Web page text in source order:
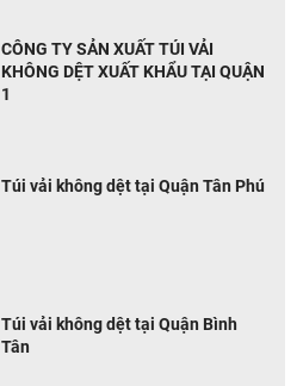
CÔNG TY SẢN XUẤT TÚI VẢI
KHÔNG DỆT XUẤT KHẨU TẠI QUẬN
1
Túi vải không dệt tại Quận Tân Phú
Túi vải không dệt tại Quận Bình
Tân